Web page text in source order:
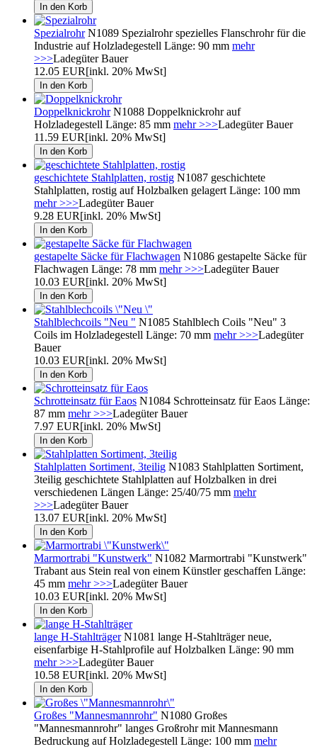
SpezialrohrN1089 Spezialrohr spezielles Flanschrohr für die
Industrie auf Holzladegestell Länge: 90 mm mehr
>>>Ladegüter Bauer
12.05 EUR[inkl. 20% MwSt]
DoppelknickrohrN1088 Doppelknickrohr auf
Holzladegestell Länge: 85 mm mehr >>>Ladegüter Bauer
11.59 EUR[inkl. 20% MwSt]
geschichtete Stahlplatten, rostig N1087 geschichtete
Stahlplatten, rostig auf Holzbalken gelagert Länge: 100 mm
mehr >>>Ladegüter Bauer
9.28 EUR[inkl. 20% MwSt]
gestapelte Säcke für Flachwagen N1086 gestapelte Säcke für
Flachwagen Länge: 78 mm mehr >>>Ladegüter Bauer
10.03 EUR[inkl. 20% MwSt]
Stahlblechcoils "Neu " N1085 Stahlblech Coils "Neu" 3
Coils im Holzladegestell Länge: 70 mm mehr >>>Ladegüter
Bauer
10.03 EUR[inkl. 20% MwSt]
Schrotteinsatz für Eaos N1084 Schrotteinsatz für Eaos Länge:
87 mm mehr >>>Ladegüter Bauer
7.97 EUR[inkl. 20% MwSt]
Stahlplatten Sortiment, 3teilig N1083 Stahlplatten Sortiment,
3teilig geschichtete Stahlplatten auf Holzbalken in drei
verschiedenen Längen Länge: 25/40/75 mm mehr
>>>Ladegüter Bauer
13.07 EUR[inkl. 20% MwSt]
Marmortrabi "Kunstwerk" N1082 Marmortrabi "Kunstwerk"
Trabant aus Stein real von einem Künstler geschaffen Länge:
45 mm mehr >>>Ladegüter Bauer
10.03 EUR[inkl. 20% MwSt]
lange H-StahlträgerN1081 lange H-Stahlträger neue,
eisenfarbige H-Stahlprofile auf Holzbalken Länge: 90 mm
mehr >>>Ladegüter Bauer
10.58 EUR[inkl. 20% MwSt]
Großes "Mannesmannrohr" N1080 Großes
"Mannesmannrohr" langes Großrohr mit Mannesmann
Bedruckung auf Holzladegestell Länge: 100 mm mehr